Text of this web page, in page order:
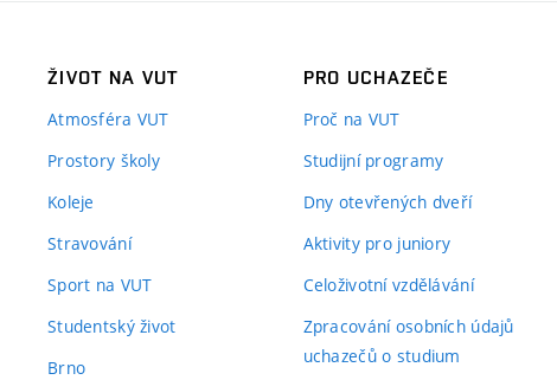
ŽIVOT NA VUT
Atmosféra VUT
Prostory školy
Koleje
Stravování
Sport na VUT
Studentský život
Brno
PRO UCHAZEČE
Proč na VUT
Studijní programy
Dny otevřených dveří
Aktivity pro juniory
Celoživotní vzdělávání
Zpracování osobních údajů
uchazečů o studium